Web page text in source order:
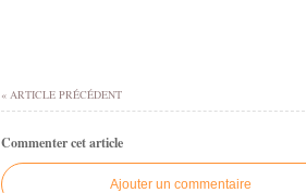
« ARTICLE PRÉCÉDENT
Commenter cet article
Ajouter un commentaire